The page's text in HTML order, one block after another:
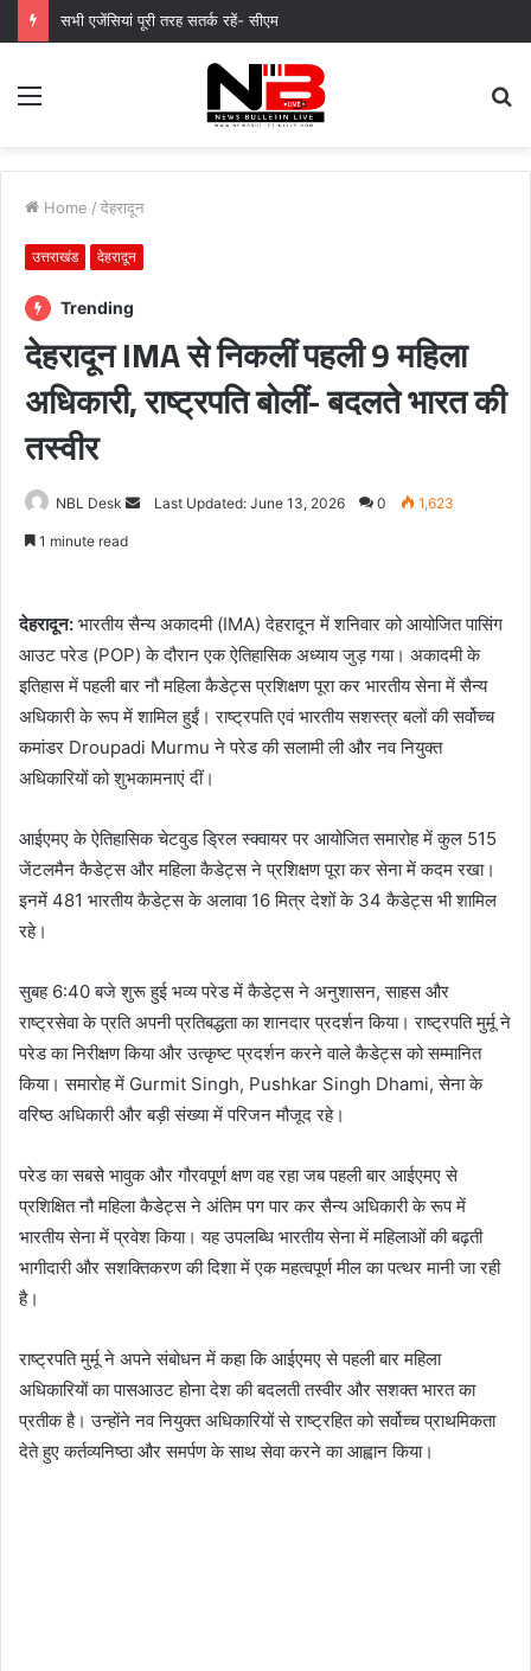
Menu
Home / देहरादून
उत्तराखंड देहरादून
Trending
देहरादून IMA से निकलीं पहली 9 महिला
अधिकारी, राष्ट्रपति बोलीं- बदलते भारत की
तस्वीर
NBL Desk
SendLast Updated: June 13, 2026 0 1,623
1 minute read
देहरादून: भारतीय सैन्य अकादमी (IMA) देहरादून में शनिवार को आयोजित पासिंग
आउट परेड (POP) के दौरान एक ऐतिहासिक अध्याय जुड़ गया। अकादमी के
इतिहास में पहली बार नौ महिला कैडेट्स प्रशिक्षण पूरा कर भारतीय सेना में सैन्य
अधिकारी के रूप में शामिल हुईं। राष्ट्रपति एवं भारतीय सशस्त्र बलों की सर्वोच्च
कमांडर Droupadi Murmu ने परेड की सलामी ली और नव नियुक्त
अधिकारियों को शुभकामनाएं दीं।
आईएमए के ऐतिहासिक चेटवुड ड्रिल स्क्वायर पर आयोजित समारोह में कुल 515
जेंटलमैन कैडेट्स और महिला कैडेट्स ने प्रशिक्षण पूरा कर सेना में कदम रखा।
इनमें 481 भारतीय कैडेट्स के अलावा 16 मित्र देशों के 34 कैडेट्स भी शामिल
रहे।
सुबह 6:40 बजे शुरू हुई भव्य परेड में कैडेट्स ने अनुशासन, साहस और
राष्ट्रसेवा के प्रति अपनी प्रतिबद्धता का शानदार प्रदर्शन किया। राष्ट्रपति मुर्मू ने
परेड का निरीक्षण किया और उत्कृष्ट प्रदर्शन करने वाले कैडेट्स को सम्मानित
किया। समारोह में Gurmit Singh, Pushkar Singh Dhami, सेना के
वरिष्ठ अधिकारी और बड़ी संख्या में परिजन मौजूद रहे।
परेड का सबसे भावुक और गौरवपूर्ण क्षण वह रहा जब पहली बार आईएमए से
प्रशिक्षित नौ महिला कैडेट्स ने अंतिम पग पार कर सैन्य अधिकारी के रूप में
भारतीय सेना में प्रवेश किया। यह उपलब्धि भारतीय सेना में महिलाओं की बढ़ती
भागीदारी और सशक्तिकरण की दिशा में एक महत्वपूर्ण मील का पत्थर मानी जा रही
है।
राष्ट्रपति मुर्मू ने अपने संबोधन में कहा कि आईएमए से पहली बार महिला
अधिकारियों का पासआउट होना देश की बदलती तस्वीर और सशक्त भारत का
प्रतीक है। उन्होंने नव नियुक्त अधिकारियों से राष्ट्रहित को सर्वोच्च प्राथमिकता
देते हुए कर्तव्यनिष्ठा और समर्पण के साथ सेवा करने का आह्वान किया।